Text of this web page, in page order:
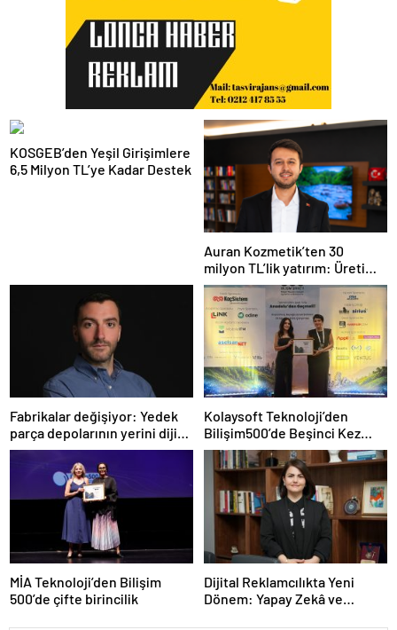
KOSGEB’den Yeşil Girişimlere
6,5 Milyon TL’ye Kadar Destek
Auran Kozmetik’ten 30
milyon TL’lik yatırım: Üretim
kapasitesi 21 milyon adede
çıkacak
Fabrikalar değişiyor: Yedek
parça depolarının yerini dijital
üretim arşivleri alacak
Kolaysoft Teknoloji’den
Bilişim500’de Beşinci Kez
Zirve Başarısı
MİA Teknoloji’den Bilişim
500’de çifte birincilik
Dijital Reklamcılıkta Yeni
Dönem: Yapay Zekâ ve